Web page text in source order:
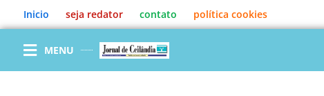
o
conteúdo
Inicio seja redator contato política cookies
MENU